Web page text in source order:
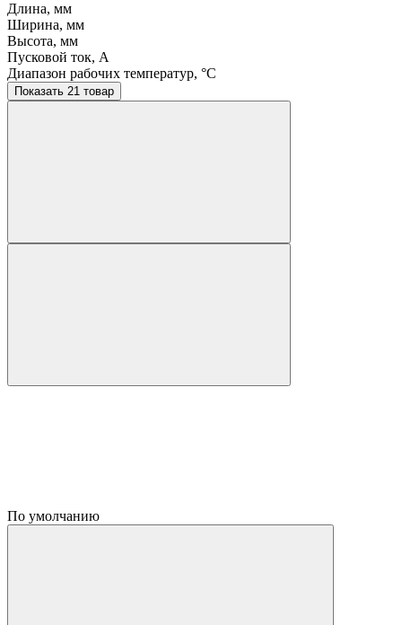
Длина, мм
Ширина, мм
Высота, мм
Пусковой ток, A
Диапазон рабочих температур, °C
Показать 21 товар
По умолчанию